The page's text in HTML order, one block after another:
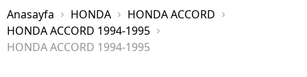
Anasayfa HONDA
HONDA ACCORD
HONDA ACCORD 1994-1995
HONDA ACCORD 1994-1995